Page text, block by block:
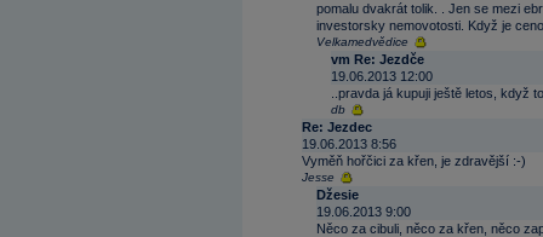
pomalu dvakrát tolik. . Jen se mezi
investorsky nemovotosti. Když je
Velkamedvědice
vm Re: Jezdče
19.06.2013 12:00
..pravda já kupuji ještě letos, když
db
Re: Jezdec
19.06.2013 8:56
Vyměň hořčici za křen, je zdravější :-)
Jesse
Džesie
19.06.2013 9:00
Něco za cibuli, něco za křen, něco